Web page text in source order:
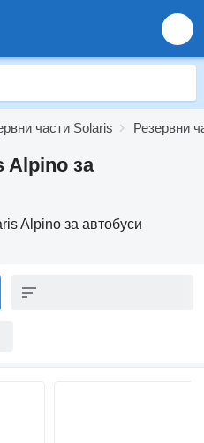
части Solaris Резервни
Alpino за
Alpino за автобуси